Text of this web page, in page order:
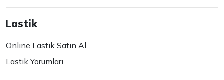
Lastik
Online Lastik Satın Al
Lastik Yorumları